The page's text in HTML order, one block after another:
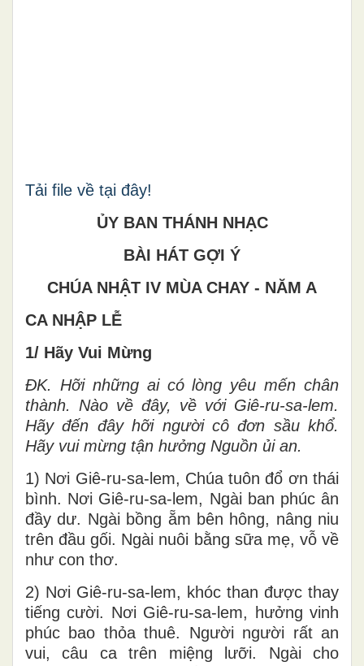
Tải file về tại đây!
ỦY BAN THÁNH NHẠC
BÀI HÁT GỢI Ý
CHÚA NHẬT IV MÙA CHAY - NĂM A
CA NHẬP LỄ
1/ Hãy Vui Mừng
ĐK. Hỡi những ai có lòng yêu mến chân
thành. Nào về đây, về với Giê-ru-sa-lem.
Hãy đến đây hỡi người cô đơn sầu khổ.
Hãy vui mừng tận hưởng Nguồn ủi an.
1) Nơi Giê-ru-sa-lem, Chúa tuôn đổ ơn thái
bình. Nơi Giê-ru-sa-lem, Ngài ban phúc ân
đầy dư. Ngài bồng ẵm bên hông, nâng niu
trên đầu gối. Ngài nuôi bằng sữa mẹ, vỗ về
như con thơ.
2) Nơi Giê-ru-sa-lem, khóc than được thay
tiếng cười. Nơi Giê-ru-sa-lem, hưởng vinh
phúc bao thỏa thuê. Người người rất an
vui, câu ca trên miệng lưỡi. Ngài cho